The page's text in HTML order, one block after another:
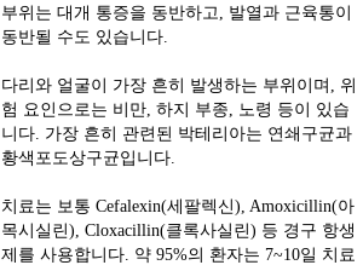
부위는 대개 통증을 동반하고, 발열과 근육통이
동반될 수도 있습니다.
다리와 얼굴이 가장 흔히 발생하는 부위이며, 위
험 요인으로는 비만, 하지 부종, 노령 등이 있습
니다. 가장 흔히 관련된 박테리아는 연쇄구균과
황색포도상구균입니다.
치료는 보통 Cefalexin(세팔렉신), Amoxicillin(아
목시실린), Cloxacillin(클록사실린) 등 경구 항생
제를 사용합니다. 약 95%의 환자는 7~10일 치료